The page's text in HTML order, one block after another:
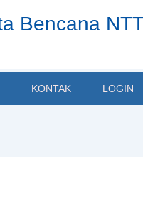
Bencana
KONTAK LOGIN